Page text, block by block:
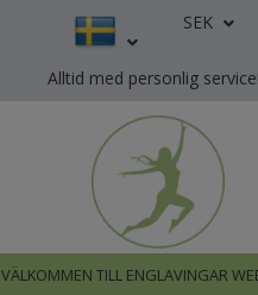
SEK
Alltid med personlig service!
VÄLKOMMEN TILL ENGLAVINGAR